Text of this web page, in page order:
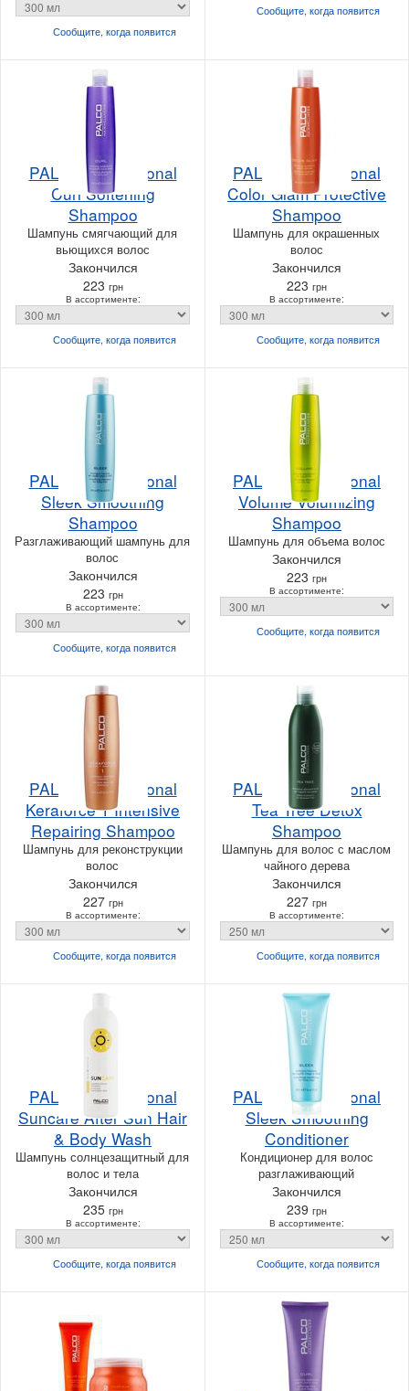
Сообщите, когдапоявится
Сообщите, когдапоявится
PALCO Professional
Curl Softening
Shampoo
Шампунь смягчающий для
вьющихся волос
Закончился
223 грн
В ассортименте:
Сообщите, когдапоявится
PALCO Professional
Color Glam Protective
Shampoo
Шампунь для окрашенных
волос
Закончился
223 грн
В ассортименте:
Сообщите, когдапоявится
PALCO Professional
Sleek Smoothing
Shampoo
Разглаживающий шампунь для
волос
Закончился
223 грн
В ассортименте:
Сообщите, когдапоявится
PALCO Professional
Volume Volumizing
Shampoo
Шампунь для объема волос
Закончился
223 грн
В ассортименте:
Сообщите, когдапоявится
PALCO Professional
Keraforce 1 Intensive
Repairing Shampoo
Шампунь для реконструкции
волос
Закончился
227 грн
В ассортименте:
Сообщите, когдапоявится
PALCO Professional
Tea Tree Detox
Shampoo
Шампунь для волос с маслом
чайного дерева
Закончился
227 грн
В ассортименте:
Сообщите, когдапоявится
PALCO Professional
Suncare After Sun Hair
& Body Wash
Шампунь солнцезащитный для
волос и тела
Закончился
235 грн
В ассортименте:
Сообщите, когдапоявится
PALCO Professional
Sleek Smoothing
Conditioner
Кондиционер для волос
разглаживающий
Закончился
239 грн
В ассортименте:
Сообщите, когдапоявится